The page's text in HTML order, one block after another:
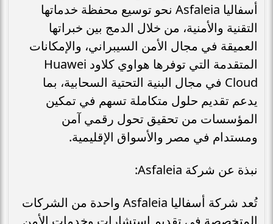
أسفاليا Asfaleia نحو توسيع محفظة خدماتها
التقنية والأمنية، من خلال الدمج بين خبراتها
العميقة في مجال الأمن السيبراني، والإمكانات
المتقدمة التي توفرها هواوي كلاود Huawei
Cloud في مجال البنية التحتية السحابية، بما
يدعم تقديم حلول متكاملة تسهم في تمكين
المؤسسات من تحقيق تحول رقمي آمن
ومستدام في مصر والأسواق الإقليمية.
نبذة عن شركة Asfaleia:
تُعد شركة أسفاليا Asfaleia واحدة من الشركات
المتخصصة في تقديم استشارات وخدمات الأمن